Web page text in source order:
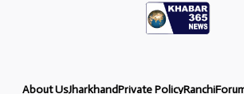
About UsJharkhandPrivate PolicyRanchi